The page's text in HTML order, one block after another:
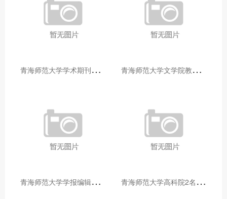
青
海师范大学学术期刊两个专栏入选2025年青海省期刊重点专栏 青
海师范大学文学院教师赴山东省相关高校和学术机构交流学习
青
海师范大学学报编辑部赴大通县城关镇上毛佰胜村开展帮扶慰问活动 青
海师范大学高科院2名专家当选中国科学院院士